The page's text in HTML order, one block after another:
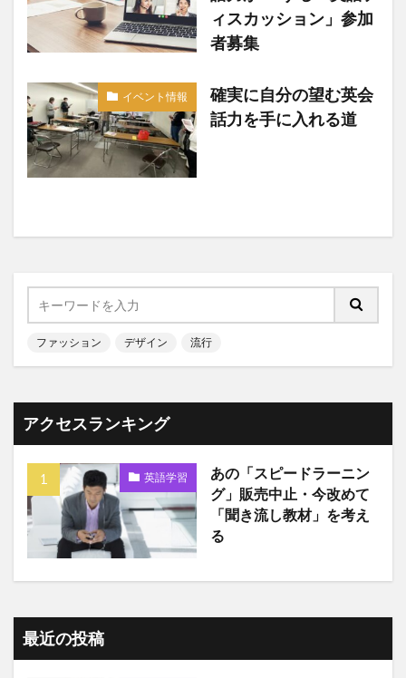
ィスカッション」参加
者募集
イベント情報
確実に自分の望む英会
話力を手に入れる道
ファッション デザイン 流行
アクセスランキング
英語学習
あの「スピードラーニン
グ」販売中止・今改めて
「聞き流し教材」を考え
る
最近の投稿